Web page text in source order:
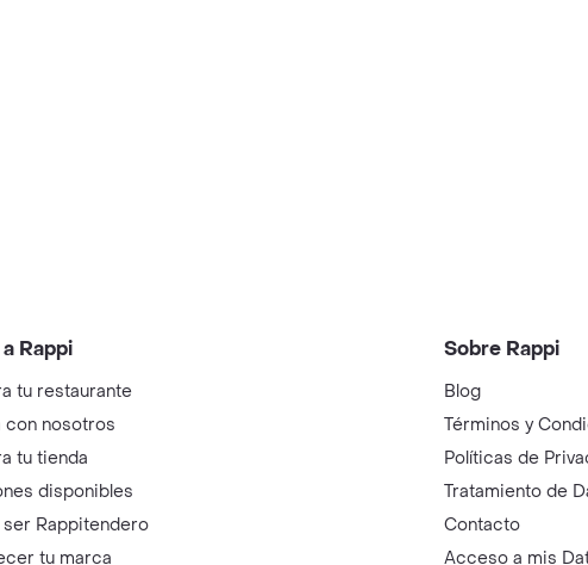
Rappi
tu restaurante
con nosotros
tu tienda
disponibles
Rappitendero
tu marca
Sobre Rappi
Blog
Términos y
Políticas de
Tratamiento de
Contacto
Acceso a mis